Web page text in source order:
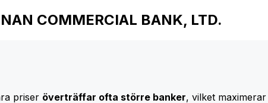
COMMERCIAL BANK, LTD.
priser överträffar ofta större banker, vilket